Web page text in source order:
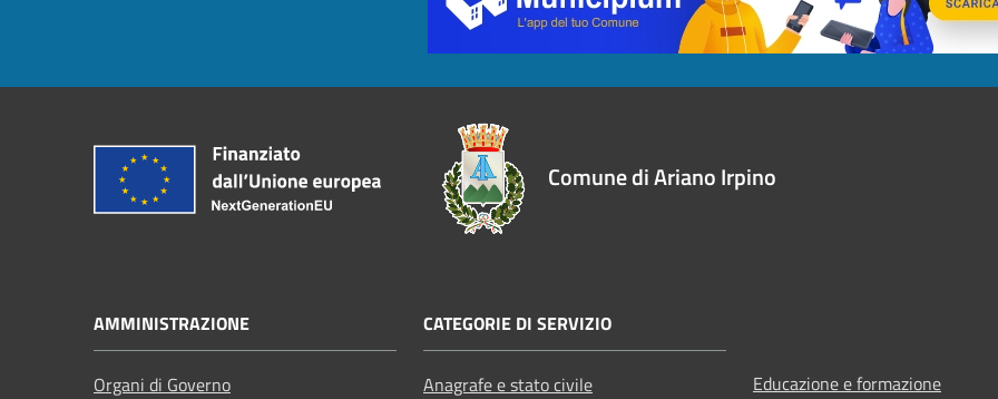
Comune di Ariano Irpino
AMMINISTRAZIONE
Organi di Governo
CATEGORIE DI SERVIZIO
Anagrafe e stato civile
Educazione e formazione